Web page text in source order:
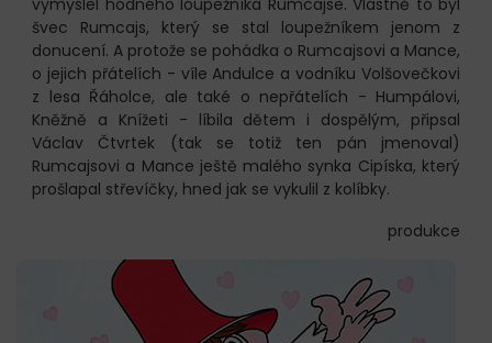
vymyslel hodného loupežníka Rumcajse. Vlastně to byl
švec Rumcajs, který se stal loupežníkem jenom z
donucení. A protože se pohádka o Rumcajsovi a Mance,
o jejich přátelích - víle Andulce a vodníku Volšovečkovi
z lesa Řáholce, ale také o nepřátelích - Humpálovi,
Kněžně a Knížeti - líbila dětem i dospělým, připsal
Václav Čtvrtek (tak se totiž ten pán jmenoval)
Rumcajsovi a Mance ještě malého synka Cipíska, který
prošlapal střevíčky, hned jak se vykulil z kolíbky.
produkce